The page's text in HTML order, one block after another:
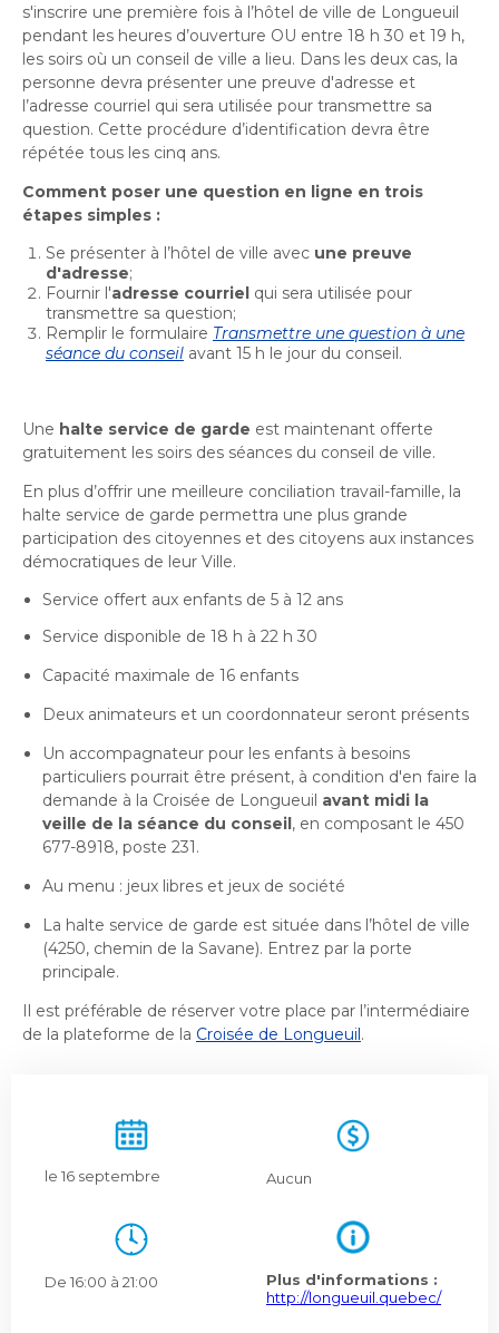
Gouvernance et saine gestion
Gouvernance et saine gestion
Office de participation publique de Longueuil
Office de participation publique de Longueuil
Ouvre
dans
une
nouvelle
Politiques municipales
Politiques municipales
Réclamations
Vérificatrice générale
Vérificatrice générale
s'inscrire une première fois à l’hôtel de ville de Longueuil
pendant les heures d’ouverture OU entre 18 h 30 et 19 h,
les soirs où un conseil de ville a lieu. Dans les deux cas, la
personne devra présenter une preuve d'adresse et
l’adresse courriel qui sera utilisée pour transmettre sa
question. Cette procédure d’identification devra être
répétée tous les cinq ans.
Comment poser une question en ligne en trois
étapes simples :
Se présenter à l’hôtel de ville avec une preuve
d'adresse;
Fournir l'adresse courriel qui sera utilisée pour
transmettre sa question;
Remplir le formulaire Transmettre une question à une
séance du conseil avant 15 h le jour du conseil.
Une halte service de garde est maintenant offerte
gratuitement les soirs des séances du conseil de ville.
En plus d’offrir une meilleure conciliation travail-famille, la
halte service de garde permettra une plus grande
participation des citoyennes et des citoyens aux instances
démocratiques de leur Ville.
Service offert aux enfants de 5 à 12 ans
Service disponible de 18 h à 22 h 30
Capacité maximale de 16 enfants
Deux animateurs et un coordonnateur seront présents
Un accompagnateur pour les enfants à besoins
particuliers pourrait être présent, à condition d'en faire la
demande à la Croisée de Longueuil avant midi la
veille de la séance du conseil, en composant le 450
677-8918, poste 231.
Au menu : jeux libres et jeux de société
La halte service de garde est située dans l’hôtel de ville
(4250, chemin de la Savane). Entrez par la porte
principale.
Il est préférable de réserver votre place par l’intermédiaire
de la plateforme de la Croisée de Longueuil.
le 16 septembre
De 16:00 à 21:00
Aucun
Plus d'informations :
http://longueuil.quebec/